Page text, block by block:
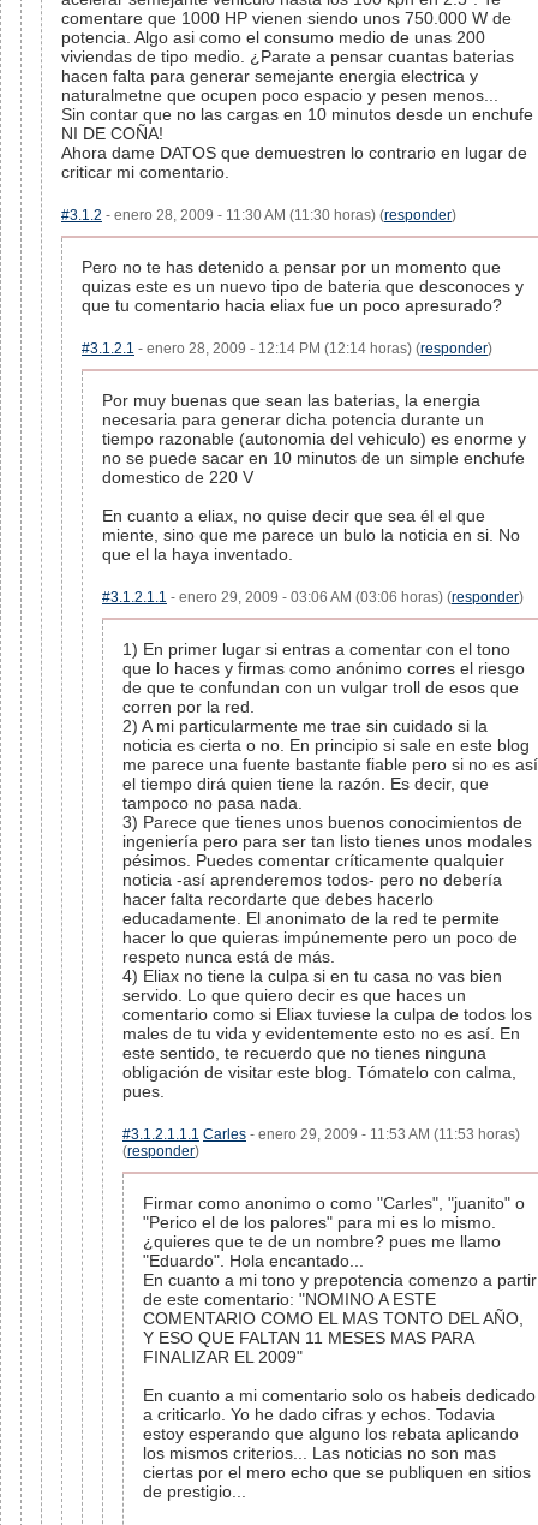
comentare que 1000 HP vienen siendo unos 750.000 W de
potencia. Algo asi como el consumo medio de unas 200
viviendas de tipo medio. ¿Parate a pensar cuantas baterias
hacen falta para generar semejante energia electrica y
naturalmetne que ocupen poco espacio y pesen menos...
Sin contar que no las cargas en 10 minutos desde un enchufe
NI DE COÑA!
Ahora dame DATOS que demuestren lo contrario en lugar de
criticar mi comentario.
#3.1.2 - enero 28, 2009 - 11:30 AM (11:30 horas) (responder)
Pero no te has detenido a pensar por un momento que
quizas este es un nuevo tipo de bateria que desconoces y
que tu comentario hacia eliax fue un poco apresurado?
#3.1.2.1 - enero 28, 2009 - 12:14 PM (12:14 horas) (responder)
Por muy buenas que sean las baterias, la energia
necesaria para generar dicha potencia durante un
tiempo razonable (autonomia del vehiculo) es enorme y
no se puede sacar en 10 minutos de un simple enchufe
domestico de 220 V
En cuanto a eliax, no quise decir que sea él el que
miente, sino que me parece un bulo la noticia en si. No
que el la haya inventado.
#3.1.2.1.1 - enero 29, 2009 - 03:06 AM (03:06 horas) (responder)
1) En primer lugar si entras a comentar con el tono
que lo haces y firmas como anónimo corres el riesgo
de que te confundan con un vulgar troll de esos que
corren por la red.
2) A mi particularmente me trae sin cuidado si la
noticia es cierta o no. En principio si sale en este blog
me parece una fuente bastante fiable pero si no es así
el tiempo dirá quien tiene la razón. Es decir, que
tampoco no pasa nada.
3) Parece que tienes unos buenos conocimientos de
ingeniería pero para ser tan listo tienes unos modales
pésimos. Puedes comentar críticamente qualquier
noticia -así aprenderemos todos- pero no debería
hacer falta recordarte que debes hacerlo
educadamente. El anonimato de la red te permite
hacer lo que quieras impúnemente pero un poco de
respeto nunca está de más.
4) Eliax no tiene la culpa si en tu casa no vas bien
servido. Lo que quiero decir es que haces un
comentario como si Eliax tuviese la culpa de todos los
males de tu vida y evidentemente esto no es así. En
este sentido, te recuerdo que no tienes ninguna
obligación de visitar este blog. Tómatelo con calma,
pues.
#3.1.2.1.1.1 Carles - enero 29, 2009 - 11:53 AM (11:53 horas)
(responder)
Firmar como anonimo o como "Carles", "juanito" o
"Perico el de los palores" para mi es lo mismo.
¿quieres que te de un nombre? pues me llamo
"Eduardo". Hola encantado...
En cuanto a mi tono y prepotencia comenzo a partir
de este comentario: "NOMINO A ESTE
COMENTARIO COMO EL MAS TONTO DEL AÑO,
Y ESO QUE FALTAN 11 MESES MAS PARA
FINALIZAR EL 2009"
En cuanto a mi comentario solo os habeis dedicado
a criticarlo. Yo he dado cifras y echos. Todavia
estoy esperando que alguno los rebata aplicando
los mismos criterios... Las noticias no son mas
ciertas por el mero echo que se publiquen en sitios
de prestigio...